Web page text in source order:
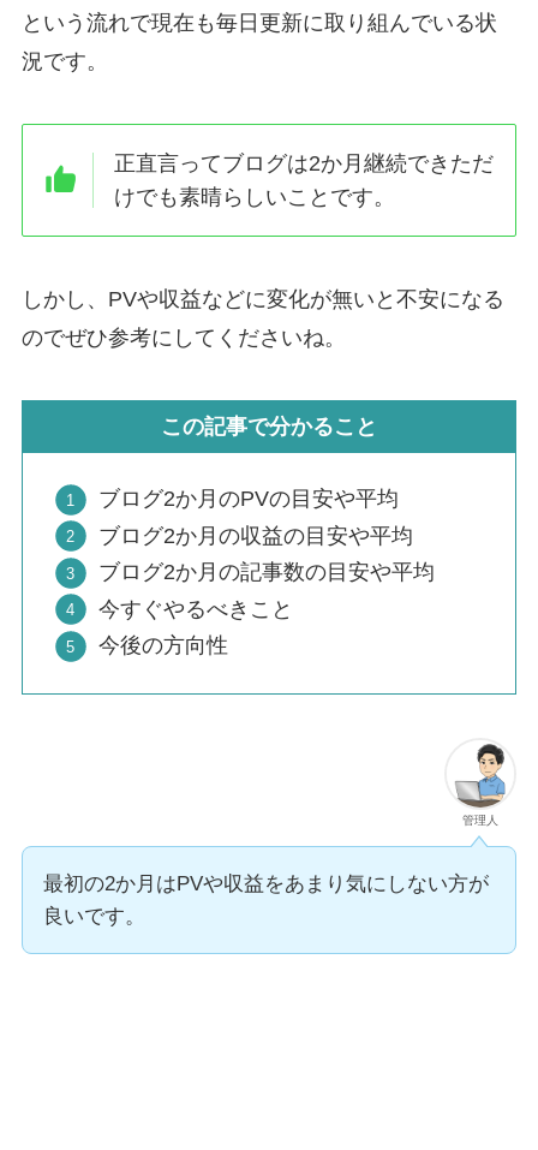
という流れで現在も毎日更新に取り組んでいる状
況です。
正直言ってブログは2か月継続できただ
けでも素晴らしいこと です。
しかし、 PVや収益などに変化が無いと不安になる
のでぜひ参考にしてくださいね。
この記事で分かること
ブログ2か月のPVの目安や平均
ブログ2か月の収益の目安や平均
ブログ2か月の記事数の目安や平均
今すぐやるべきこと
今後の方向性
管理人
最初の2か月はPVや収益をあまり気にしない方が
良いです。